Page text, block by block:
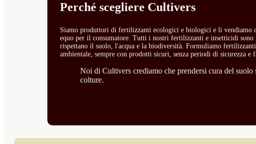
Perché scegliere Cultivers
Siamo produttori di fertilizzanti ecologici e biologici e li vendiamo
equo per il consumatore. Tutti i nostri fertilizzanti e insetticidi
rispettano il suolo, l'acqua e la biodiversità. Formuliamo
ambientale, sempre con prodotti sicuri, senza periodi di sicurezza e
Noi di Cultivers crediamo che prendersi cura del
colture.